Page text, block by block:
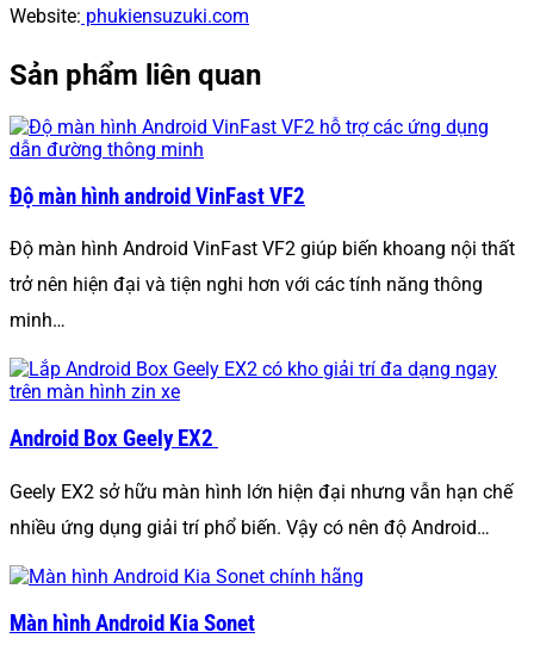
Website: phukiensuzuki.com
Sản phẩm liên quan
Độ màn hình android VinFast VF2
Độ màn hình Android VinFast VF2 giúp biến khoang nội thất
trở nên hiện đại và tiện nghi hơn với các tính năng thông
minh…
Android Box Geely EX2
Geely EX2 sở hữu màn hình lớn hiện đại nhưng vẫn hạn chế
nhiều ứng dụng giải trí phổ biến. Vậy có nên độ Android…
Màn hình Android Kia Sonet